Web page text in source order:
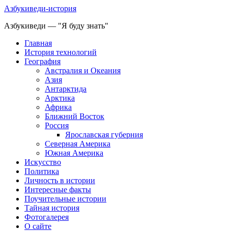
Азбукиведи-история
Азбукиведи — "Я буду знать"
Главная
История технологий
География
Австралия и Океания
Азия
Антарктида
Арктика
Африка
Ближний Восток
Россия
Ярославская губерния
Северная Америка
Южная Америка
Искусство
Политика
Личность в истории
Интересные факты
Поучительные истории
Тайная история
Фотогалерея
О сайте